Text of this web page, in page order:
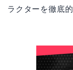
ラクターを徹底